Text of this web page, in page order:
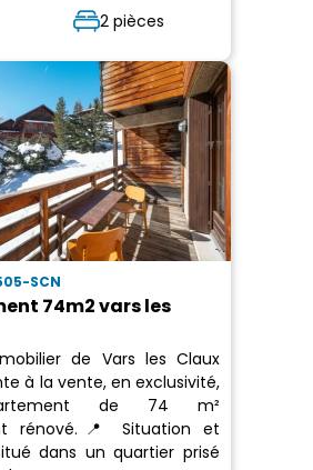
2 pièces
SCN
74m2 vars les
de Vars les Claux
à la vente, en exclusivité,
de 74 m²
rénové.📍 Situation et
dans un quartier prisé